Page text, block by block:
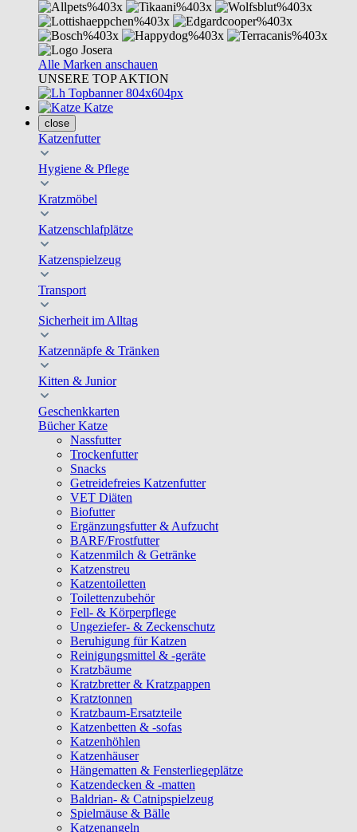
Alle Marken anschauen
UNSERE TOP AKTION
Katze
close
Katzenfutter
Hygiene & Pflege
Kratzmöbel
Katzenschlafplätze
Katzenspielzeug
Transport
Sicherheit im Alltag
Katzennäpfe & Tränken
Kitten & Junior
Geschenkkarten
Bücher Katze
Nassfutter
Trockenfutter
Snacks
Getreidefreies Katzenfutter
VET Diäten
Biofutter
Ergänzungsfutter & Aufzucht
BARF/Frostfutter
Katzenmilch & Getränke
Katzenstreu
Katzentoiletten
Toilettenzubehör
Fell- & Körperpflege
Ungeziefer- & Zeckenschutz
Beruhigung für Katzen
Reinigungsmittel & -geräte
Kratzbäume
Kratzbretter & Kratzpappen
Kratztonnen
Kratzbaum-Ersatzteile
Katzenbetten & -sofas
Katzenhöhlen
Katzenhäuser
Hängematten & Fensterliegeplätze
Katzendecken & -matten
Baldrian- & Catnipspielzeug
Spielmäuse & Bälle
Katzenangeln